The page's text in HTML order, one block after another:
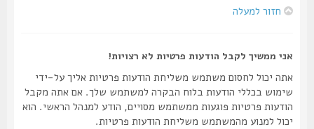
חזור למעלה
אני ממשיך לקבל הודעות פרטיות לא רצויות!
אתה יכול לחסום משתמש משליחת הודעות פרטיות אליך על-ידי
שימוש בכללי הודעות בלוח הבקרה למשתמש שלך. אם אתה מקבל
הודעות פרטיות פוגעות ממשתמש מסויים, הודע למנהל הראשי. הוא
יכול למנוע מהמשתמש משליחת הודעות פרטיות.